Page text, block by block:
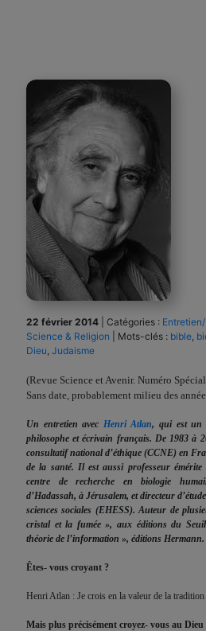
22 février 2014 Catégories :
Science & Religion
Mots-clés : bible
Dieu Judaisme
(Revue Science et Avenir. Numéro
Sans date, probablement milieu des
Un entretien avec Henri Atlan,qui est un
philosophe et écrivain français. De 1983 à
consultatif national d’éthique (CCNE) en
de la santé. Il est aussi professeur
centre de recherche en biologie
d’Hadassah, à Jérusalem, et directeur
sciences sociales (EHESS). Auteur de
cristal et la fumée », aux éditions du
théorie de l’information », éditions Hermann.
Êtes- vous croyant ?
Henri Atlan : Je crois en la valeur de la tradition
Mais plus précisément croyez- vous au Dieu